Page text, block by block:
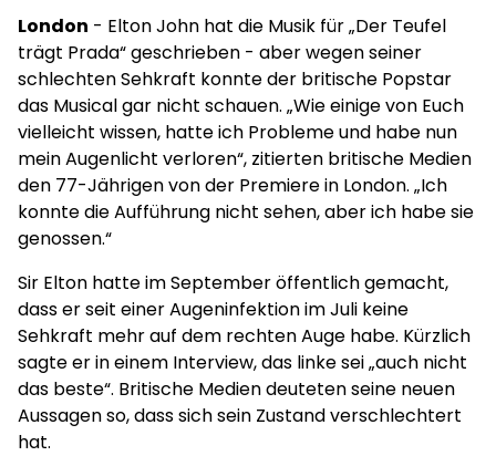
London - Elton John hat die Musik für „Der Teufel
trägt Prada“ geschrieben - aber wegen seiner
schlechten Sehkraft konnte der britische Popstar
das Musical gar nicht schauen. „Wie einige von Euch
vielleicht wissen, hatte ich Probleme und habe nun
mein Augenlicht verloren“, zitierten britische Medien
den 77-Jährigen von der Premiere in London. „Ich
konnte die Aufführung nicht sehen, aber ich habe sie
genossen.“
Sir Elton hatte im September öffentlich gemacht,
dass er seit einer Augeninfektion im Juli keine
Sehkraft mehr auf dem rechten Auge habe. Kürzlich
sagte er in einem Interview, das linke sei „auch nicht
das beste“. Britische Medien deuteten seine neuen
Aussagen so, dass sich sein Zustand verschlechtert
hat.